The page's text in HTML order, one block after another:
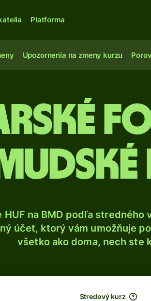
Platforma
Upozornenia na zmeny kurzu
HUF na BMD podľa stredného
účet, ktorý vám umožňuje
všetko ako doma, nech ste
Stredový kurz